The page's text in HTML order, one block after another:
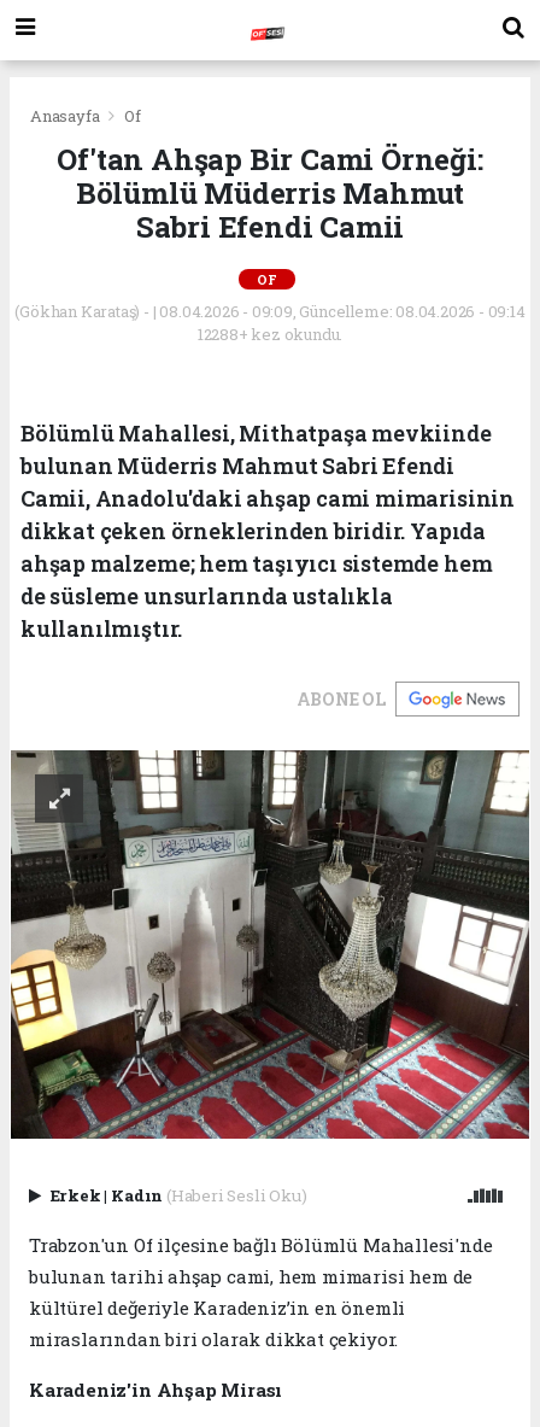
Anasayfa Of
Of'tan Ahşap Bir Cami Örneği:
Bölümlü Müderris Mahmut
Sabri Efendi Camii
OF
(Gökhan Karataş) - | 08.04.2026 - 09:09, Güncelleme: 08.04.2026 - 09:14
12288+ kez okundu.
Bölümlü Mahallesi, Mithatpaşa mevkiinde
bulunan Müderris Mahmut Sabri Efendi
Camii, Anadolu'daki ahşap cami mimarisinin
dikkat çeken örneklerinden biridir. Yapıda
ahşap malzeme; hem taşıyıcı sistemde hem
de süsleme unsurlarında ustalıkla
kullanılmıştır.
ABONE OL
Erkek| Kadın (Haberi Sesli Oku)
Trabzon'un Of ilçesine bağlı Bölümlü Mahallesi'nde
bulunan tarihi ahşap cami, hem mimarisi hem de
kültürel değeriyle Karadeniz’in en önemli
miraslarından biri olarak dikkat çekiyor.
Karadeniz'in Ahşap Mirası